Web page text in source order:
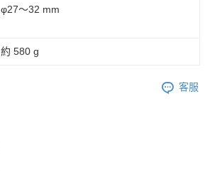
φ27～32 mm
約 580 g
客服